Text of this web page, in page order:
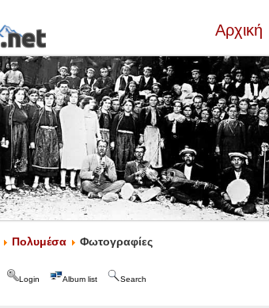
Αρχική
Πολυμέσα Φωτογραφίες
Login Album list Search